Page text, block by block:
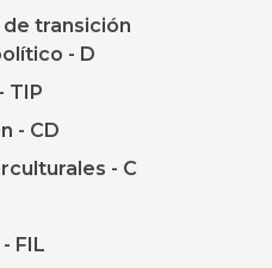
transición
- D
TIP
- CD
- C
FIL